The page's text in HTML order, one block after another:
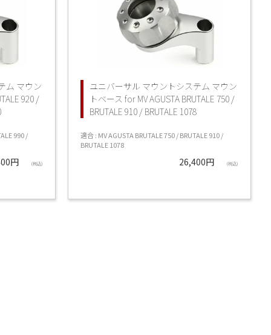
ム マウン
920 /
990 /
円 (税込)
ユニバーサル マウントシステム マウン
トベース for MV AGUSTA BRUTALE 750 /
BRUTALE 910 / BRUTALE 1078
適合 : MV AGUSTA BRUTALE 750 / BRUTALE 910 /
BRUTALE 1078
26,400円 (税込)